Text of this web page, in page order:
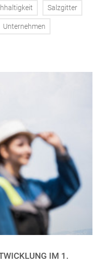
Salzgitter
Unternehmen
IM 1.